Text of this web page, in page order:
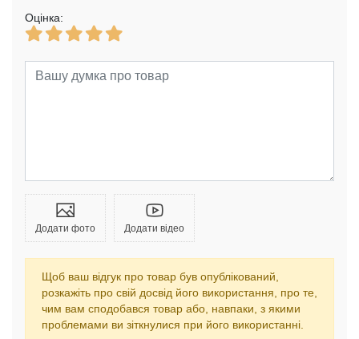
Оцінка:
Додати фото Додати відео
Щоб ваш відгук про товар був опублікований,
розкажіть про свій досвід його використання, про те,
чим вам сподобався товар або, навпаки, з якими
проблемами ви зіткнулися при його використанні.